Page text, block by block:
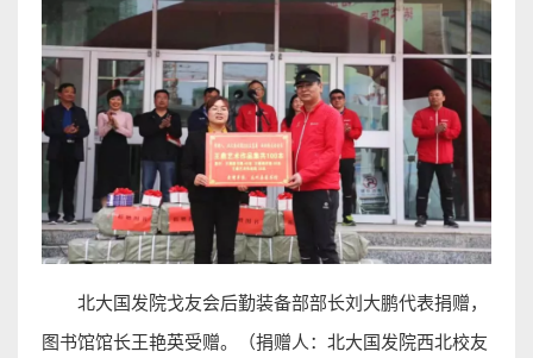
北大国发院戈友会后勤装备部部长刘大鹏代表捐赠，
图书馆馆长王艳英受赠。（捐赠人：北大国发院西北校友